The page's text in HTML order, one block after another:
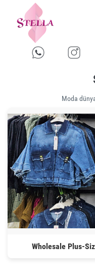
Moda
Wholesale Plus-